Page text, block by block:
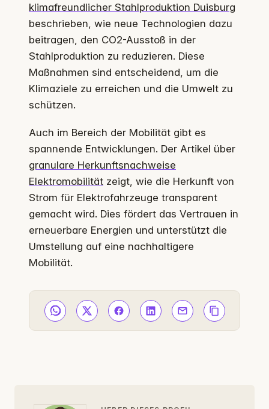
klimafreundlicher Stahlproduktion Duisburg
beschrieben, wie neue Technologien dazu
beitragen, den CO2-Ausstoß in der
Stahlproduktion zu reduzieren. Diese
Maßnahmen sind entscheidend, um die
Klimaziele zu erreichen und die Umwelt zu
schützen.
Auch im Bereich der Mobilität gibt es
spannende Entwicklungen. Der Artikel über
granulare Herkunftsnachweise
Elektromobilität zeigt, wie die Herkunft von
Strom für Elektrofahrzeuge transparent
gemacht wird. Dies fördert das Vertrauen in
erneuerbare Energien und unterstützt die
Umstellung auf eine nachhaltigere
Mobilität.